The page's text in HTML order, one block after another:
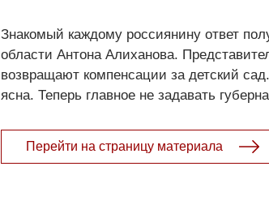
Знакомый каждому россиянину ответ
области Антона Алиханова.
возвращают компенсации за детский
ясна. Теперь главное не задавать
Перейти на страницу материала